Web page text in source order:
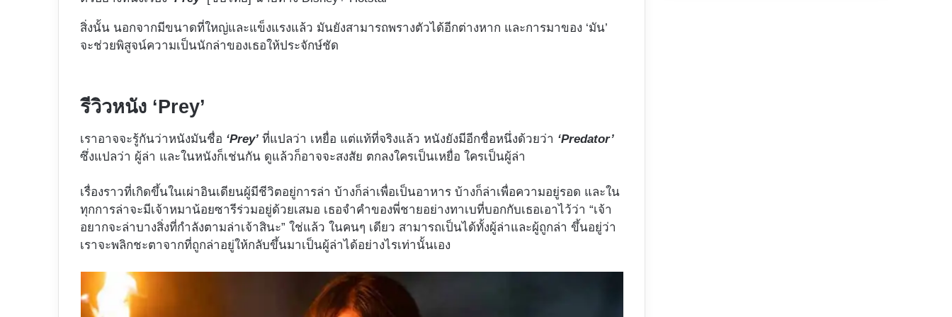
สิ่งนั้น นอกจากมีขนาดที่ใหญ่และแข็งแรงแล้ว มันยังสามารถพรางตัวได้อีกต่างหาก และการมาของ ‘มัน’
จะช่วยพิสูจน์ความเป็นนักล่าของเธอให้ประจักษ์ชัด
รีวิวหนัง ‘Prey’
เราอาจจะรู้กันว่าหนังมันชื่อ ‘Prey’ ที่แปลว่า เหยื่อ แต่แท้ที่จริงแล้ว หนังยังมีอีกชื่อหนึ่งด้วยว่า ‘Predator’
ซึ่งแปลว่า ผู้ล่า และในหนังก็เช่นกัน ดูแล้วก็อาจจะสงสัย ตกลงใครเป็นเหยื่อ ใครเป็นผู้ล่า
เรื่องราวที่เกิดขึ้นในเผ่าอินเดียนผู้มีชีวิตอยู่การล่า บ้างก็ล่าเพื่อเป็นอาหาร บ้างก็ล่าเพื่อความอยู่รอด และใน
ทุกการล่าจะมีเจ้าหมาน้อยซารีร่วมอยู่ด้วยเสมอ เธอจำคำของพี่ชายอย่างทาเบที่บอกกับเธอเอาไว้ว่า “เจ้า
อยากจะล่าบางสิ่งที่กำลังตามล่าเจ้าสินะ” ใช่แล้ว ในคนๆ เดียว สามารถเป็นได้ทั้งผู้ล่าและผู้ถูกล่า ขึ้นอยู่ว่า
เราจะพลิกชะตาจากที่ถูกล่าอยู่ให้กลับขึ้นมาเป็นผู้ล่าได้อย่างไรเท่านั้นเอง